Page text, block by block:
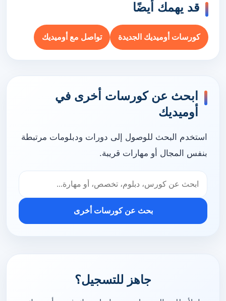
قد يهمك أيضًا
كورسات أوميديك الجديدة تواصل مع أوميديك
ابحث عن كورسات أخرى في
أوميديك
استخدم البحث للوصول إلى دورات ودبلومات مرتبطة
بنفس المجال أو مهارات قريبة.
بحث عن كورسات أخرى
جاهز للتسجيل؟